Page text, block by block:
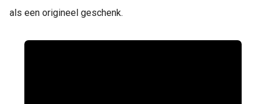
als een origineel geschenk.